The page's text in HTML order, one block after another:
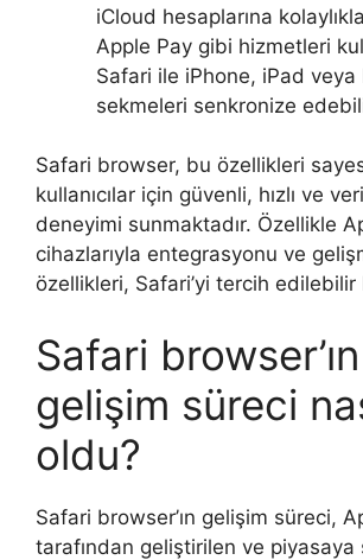
iCloud hesaplarına
Apple Pay gibi hizmetleri
Safari ile iPhone, iPad veya
sekmeleri senkronize
Safari browser, bu özellikleri
kullanıcılar için güvenli, hızlı ve
deneyimi sunmaktadır. Özellikle
cihazlarıyla entegrasyonu ve
özellikleri, Safari’yi tercih edilebilir
Safari browser’ın
gelişim süreci
oldu?
Safari browser’ın gelişim süreci,
tarafından geliştirilen ve piyasaya